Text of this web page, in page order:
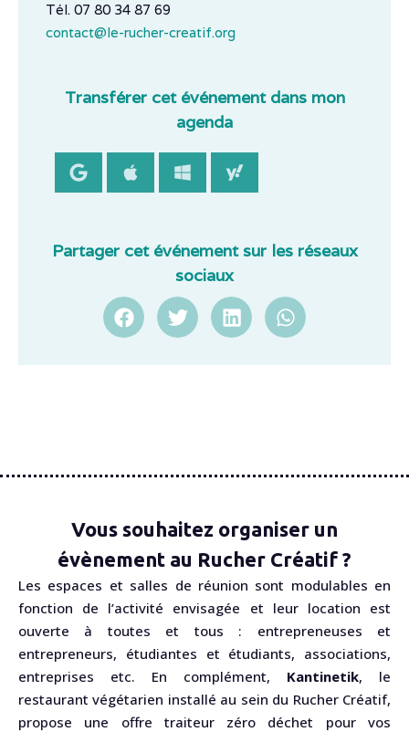
Tél. 07 80 34 87 69
contact@le-rucher-creatif.org
Transférer cet événement dans mon
agenda
Partager cet événement sur les réseaux
sociaux
Vous souhaitez organiser un
évènement au Rucher Créatif ?
Les espaces et salles de réunion sont modulables en
fonction de l’activité envisagée et leur location est
ouverte à toutes et tous : entrepreneuses et
entrepreneurs, étudiantes et étudiants, associations,
entreprises etc. En complément, Kantinetik, le
restaurant végétarien installé au sein du Rucher Créatif,
propose une offre traiteur zéro déchet pour vos